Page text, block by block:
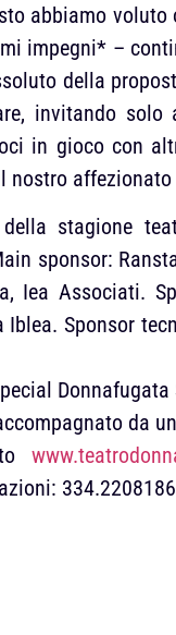
abbiamo
impegni* –
della
invitando
in gioco con
nostro
stagione
sponsor:
Iea Associati.
Iblea. Sponsor
da